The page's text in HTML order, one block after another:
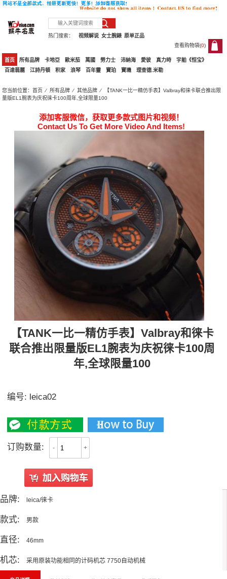
热门搜索： 原单正品
女士腕錶
视频解说
查看购物袋(0)
0
首页 所有品牌 卡地亞 歐米茄 萬國 勞力士 沛納海 愛彼 真力時
宇舶《恒宝》
百達翡麗
江詩丹頓 积家 浪琴 百年靈 寶珀 寶璣 理查德.米勒
您当前位置：首页 ⁄所有品牌 ⁄其他品牌 ⁄ 【TANK一比一精仿手表】Valbray和徕卡联合推出限
量版EL1腕表为庆祝徕卡100周年,全球限量100
添加客服微信，获取更多款式图片和视频！
Contact Us To Get More Video And Items!
【TANK一比一精仿手表】Valbray和徕卡
联合推出限量版EL1腕表为庆祝徕卡100周
年,全球限量100
编号: leica02
订购数量: - +
品牌: leica/徕卡
款式: 男款
直径: 46mm
机芯: 采用原装功能相同的计码机芯 7750自动机械